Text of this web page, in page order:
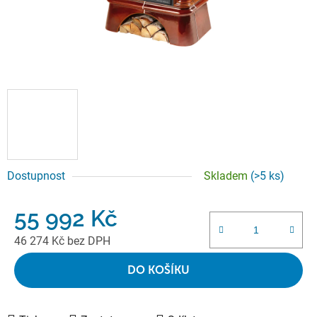
Dostupnost Skladem (>5 ks)
55 992 Kč
46 274 Kč bez DPH
Měrná cena:
DO KOŠÍKU